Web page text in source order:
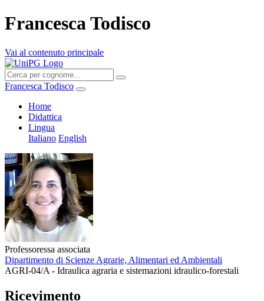
Francesca Todisco
Vai al contenuto principale
Francesca Todisco
Home
Didattica
Lingua
Italiano English
Professoressa associata
Dipartimento di Scienze Agrarie, Alimentari ed Ambientali
AGRI-04/A - Idraulica agraria e sistemazioni idraulico-forestali
Ricevimento